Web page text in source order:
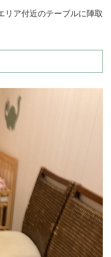
リア付近のテーブルに陣取